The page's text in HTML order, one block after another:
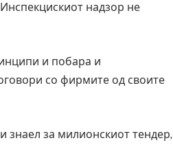
надзор не
и побара и
со фирмите од своите
знаел за милионскиот тендер,
7, 2026